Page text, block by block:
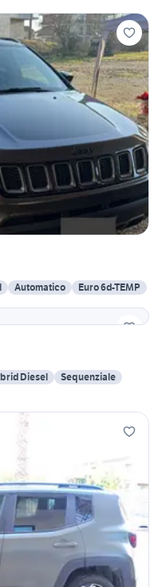
Automatico
Euro 6d-TEMP
Diesel
Sequenziale